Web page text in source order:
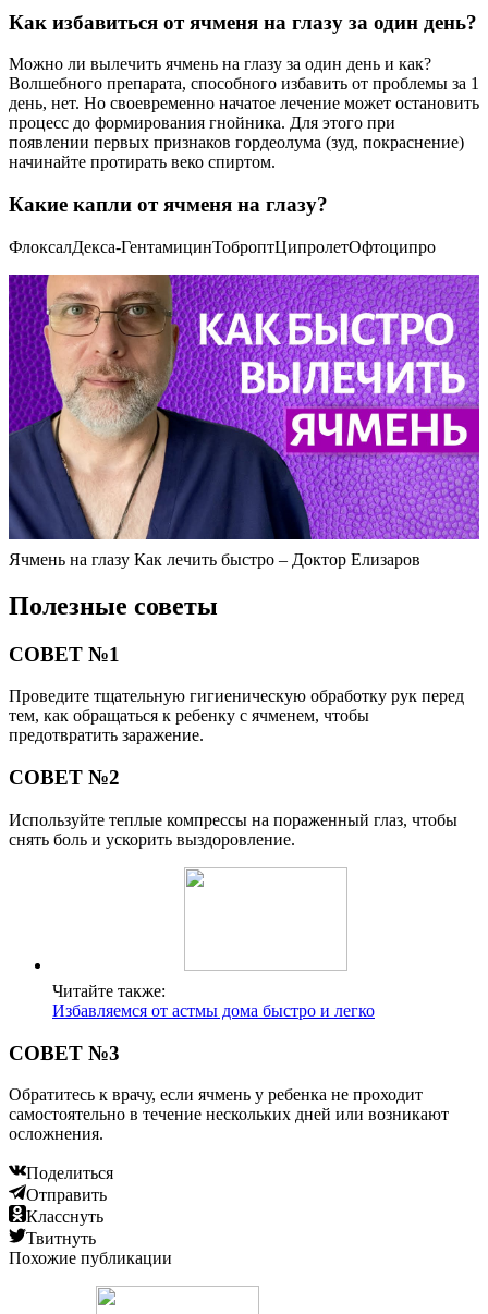
Как избавиться от ячменя на глазу за один день?
Можно ли вылечить ячмень на глазу за один день и как?
Волшебного препарата, способного избавить от проблемы за 1
день, нет. Но своевременно начатое лечение может остановить
процесс до формирования гнойника. Для этого при
появлении первых признаков гордеолума (зуд, покраснение)
начинайте протирать веко спиртом.
Какие капли от ячменя на глазу?
ФлоксалДекса-ГентамицинТоброптЦипролетОфтоципро
Ячмень на глазу Как лечить быстро – Доктор Елизаров
Полезные советы
СОВЕТ №1
Проведите тщательную гигиеническую обработку рук перед
тем, как обращаться к ребенку с ячменем, чтобы
предотвратить заражение.
СОВЕТ №2
Используйте теплые компрессы на пораженный глаз, чтобы
снять боль и ускорить выздоровление.
Читайте также:
Избавляемся от астмы дома быстро и легко
СОВЕТ №3
Обратитесь к врачу, если ячмень у ребенка не проходит
самостоятельно в течение нескольких дней или возникают
осложнения.
Поделиться
Отправить
Класснуть
Твитнуть
Похожие публикации